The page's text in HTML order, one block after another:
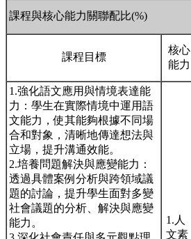
課程與核心能力關聯配比(%)
課程目標
核心
能力
1.強化語文應用與情境表達能
力：學生在實際情境中運用語
文能力，使其能夠根據不同場
合和對象，清晰地傳達想法與
立場，提升溝通效能。
2.培養問題解決與應變能力：
透過具體案例分析與跨領域議
題的討論，提升學生面對多變
社會議題的分析、解決與應變
能力。
1.人
文素